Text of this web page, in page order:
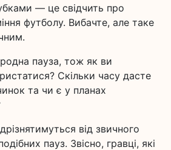
— це свідчить про
футболу. Вибачте, але таке
пауза, тож як ви
Скільки часу дасте
та чи є у планах
від звичного
пауз. Звісно, гравці, які